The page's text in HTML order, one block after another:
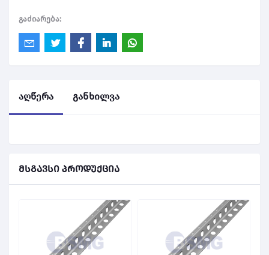
გაძიარება:
აღწერა განხილვა
მსგავსი პროდუქცია